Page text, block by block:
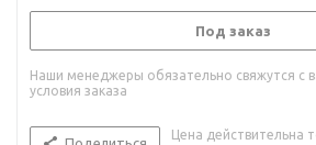
Под заказ
Наши менеджеры обязательно свяжутся с
условия заказа
Цена действительна